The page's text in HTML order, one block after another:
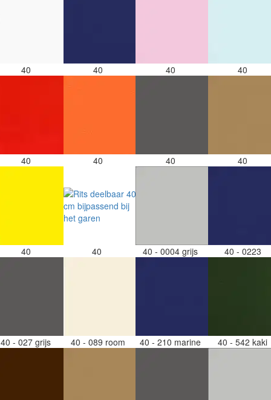
40 40 40 40
40 40 40 40
40 40 40 - 0004 grijs 40 - 0223
40 - 027 grijs 40 - 089 room 40 - 210 marine 40 - 542 kaki